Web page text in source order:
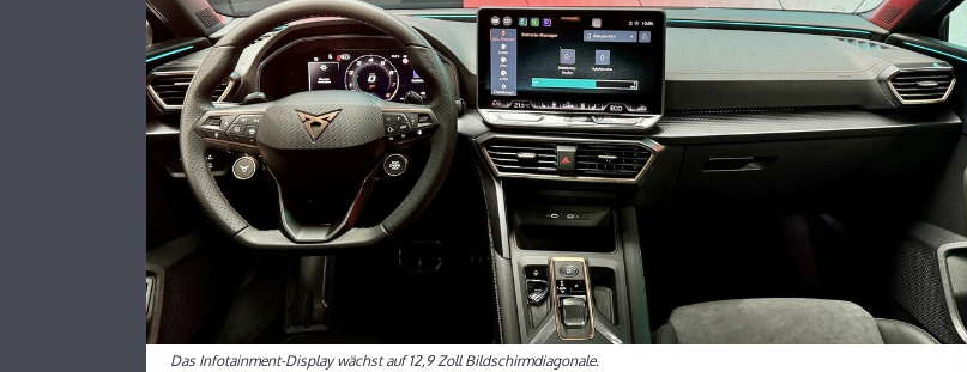
Das Infotainment-Display wächst auf 12,9 Zoll Bildschirmdiagonale.